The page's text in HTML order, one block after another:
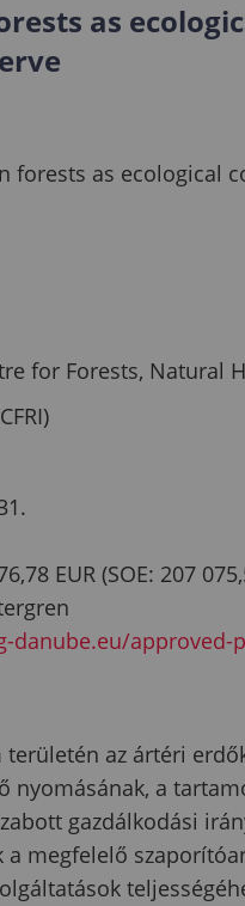
as
forests as ecological
for Forests, Natural
EUR (SOE: 207
danube.eu/approved-
területén az ártéri
nyomásának, a
gazdálkodási
megfelelő